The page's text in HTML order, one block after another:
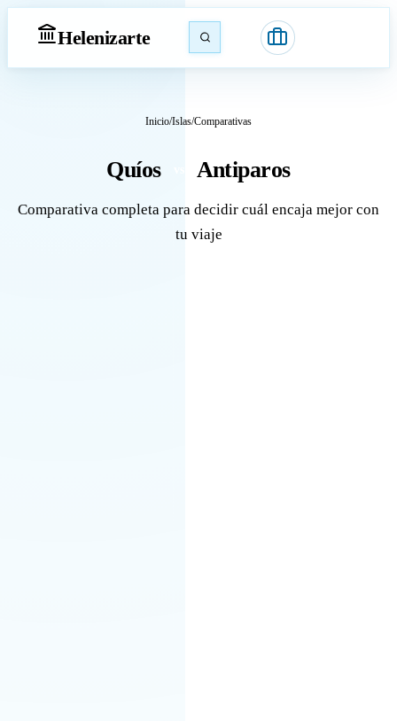
Helenizarte
Inicio/Islas/Comparativas
Quíos Antiparos
Comparativa completa para decidir cuál encaja mejor con
tu viaje